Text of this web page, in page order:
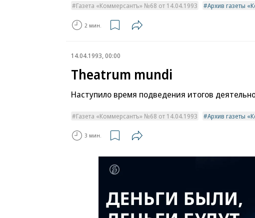
Газета «Коммерсантъ» №68 от 14.04.1993 Архив газеты
2 мин.
14.04.1993, 00:00
Theatrum mundi
Наступило время подведения итогов
Газета «Коммерсантъ» №68 от 14.04.1993 Архив газеты
3 мин.